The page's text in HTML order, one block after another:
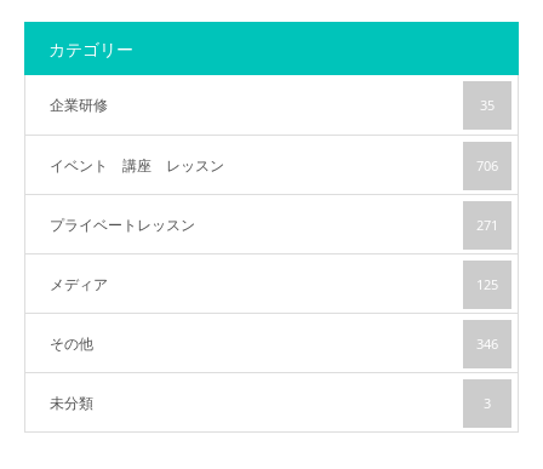
カテゴリー
企業研修 35
イベント 講座 レッスン 706
プライベートレッスン 271
メディア 125
その他 346
未分類 3